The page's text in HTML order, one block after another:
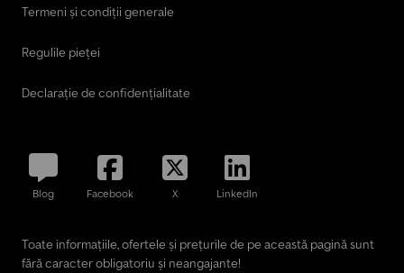
Termeni și condiții generale
Regulile pieței
Declarație de confidențialitate
Blog Facebook X LinkedIn
Toate informațiile, ofertele și prețurile de pe această pagină sunt
fără caracter obligatoriu și neangajante!